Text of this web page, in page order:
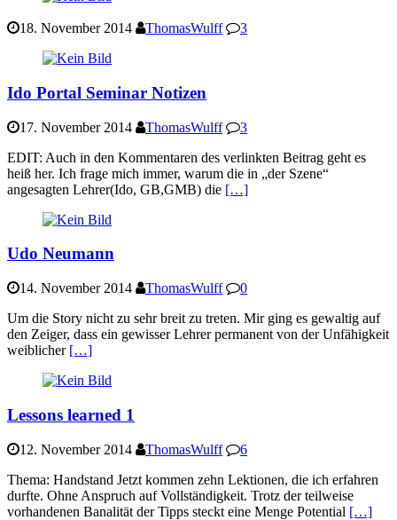
18. November 2014 ThomasWulff 3
Ido Portal Seminar Notizen
17. November 2014 ThomasWulff
3
EDIT: Auch in den Kommentaren des verlinkten Beitrag geht es
heiß her. Ich frage mich immer, warum die in „der Szene“
angesagten Lehrer(Ido, GB,GMB) die […]
Udo Neumann
14. November 2014 ThomasWulff
0
Um die Story nicht zu sehr breit zu treten. Mir ging es gewaltig auf
den Zeiger, dass ein gewisser Lehrer permanent von der Unfähigkeit
weiblicher […]
Lessons learned 1
12. November 2014 ThomasWulff
6
Thema: Handstand Jetzt kommen zehn Lektionen, die ich erfahren
durfte. Ohne Anspruch auf Vollständigkeit. Trotz der teilweise
vorhandenen Banalität der Tipps steckt eine Menge Potential […]